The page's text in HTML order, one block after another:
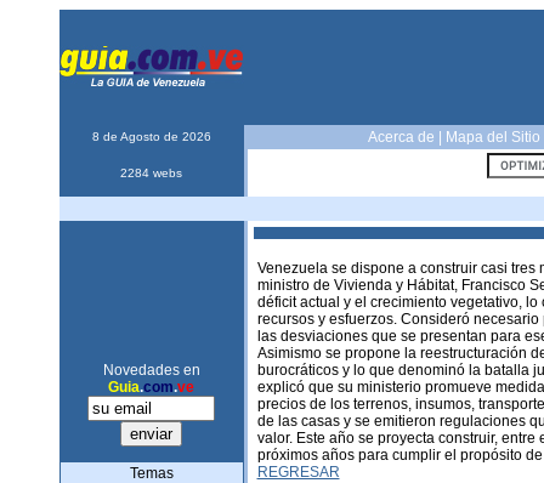
8 de Agosto de 2026 Acerca de Mapa del Sitio
2284 webs
Novedades en
Guia.com.ve
Temas
Venezuela se dispone a construir casi
ministro de Vivienda y Hábitat, Francisco
déficit actual y el crecimiento vegetativo,
recursos y esfuerzos. Consideró
las desviaciones que se presentan para
Asimismo se propone la reestructuración
burocráticos y lo que denominó la batalla
explicó que su ministerio promueve
precios de los terrenos, insumos,
de las casas y se emitieron regulaciones
valor. Este año se proyecta construir,
próximos años para cumplir el propósito
REGRESAR